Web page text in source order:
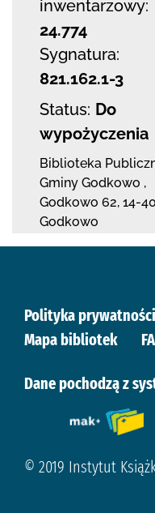
inwentarzowy:
24.774
Sygnatura:
821.162.1-3
Status: Do
wypożyczenia
Biblioteka
Gminy Godkowo ,
Godkowo 62, 14-
Godkowo
Polityka
Mapa bibliotek
Dane pochodzą z
© 2019 Instytut